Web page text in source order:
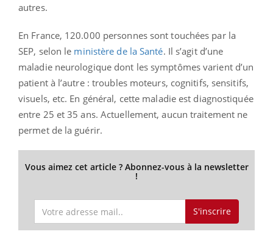
autres.
En France, 120.000 personnes sont touchées par la
SEP, selon le ministère de la Santé. Il s’agit d’une
maladie neurologique dont les symptômes varient d’un
patient à l’autre : troubles moteurs, cognitifs, sensitifs,
visuels, etc. En général, cette maladie est diagnostiquée
entre 25 et 35 ans. Actuellement, aucun traitement ne
permet de la guérir.
Vous aimez cet article ? Abonnez-vous à la newsletter
!
S'inscrire